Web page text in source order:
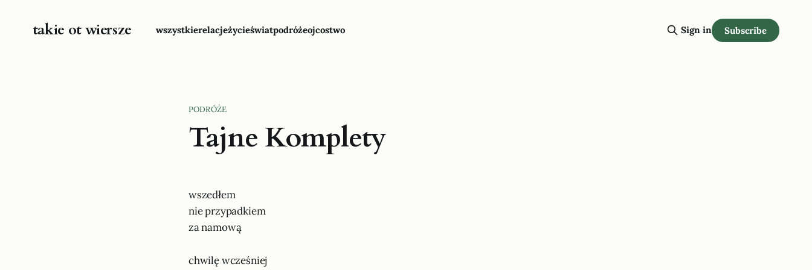
takie ot wiersze wszystkierelacjeżycieświatpodróżeojcostwo Sign in Subscribe
PODRÓŻE
Tajne Komplety
wszedłem
nie przypadkiem
za namową
chwilę wcześniej